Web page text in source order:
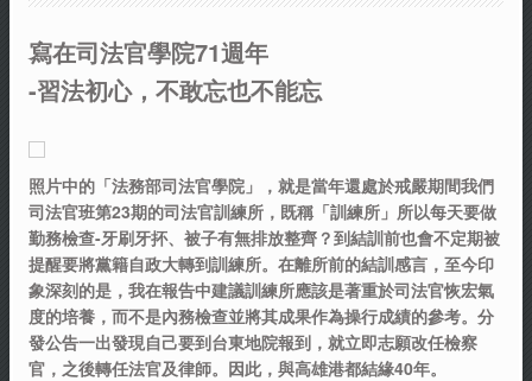
寫在司法官學院71週年
-習法初心，不敢忘也不能忘
照片中的「法務部司法官學院」，就是當年還處於戒嚴期間我們
司法官班第23期的司法官訓練所，既稱「訓練所」所以每天要做
勤務檢查-牙刷牙抔、被子有無排放整齊？到結訓前也會不定期被
提醒要將黨籍自政大轉到訓練所。在離所前的結訓感言，至今印
象深刻的是，我在報告中建議訓練所應該是著重於司法官恢宏氣
度的培養，而不是內務檢查並將其成果作為操行成績的參考。分
發公告一出發現自己要到台東地院報到，就立即志願改任檢察
官，之後轉任法官及律師。因此，與高雄港都結緣40年。